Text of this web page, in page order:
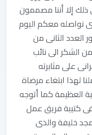
ذلك إلا أننا مصممون
نواصله معكم اليوم
العدد الثانى من
الشكر الى نائب
على مثابرته
لهذا ابتغاء مرضاة
العظيمة كما أتوجه
كتيبة فريق عمل
خليفة والذى